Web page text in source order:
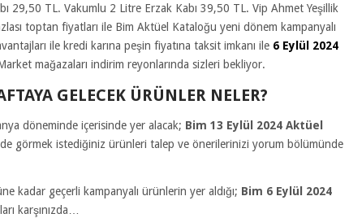
29,50 TL. Vakumlu 2 Litre Erzak Kabı 39,50 TL. Vip Ahmet Yeşillik
toptan fiyatları ile Bim Aktüel Kataloğu yeni dönem kampanyalı
ile kredi karına peşin fiyatına taksit imkanı ile 6 Eylül 2024
mağazaları indirim reyonlarında sizleri bekliyor.
GELECEK ÜRÜNLER NELER?
döneminde içerisinde yer alacak; Bim 13 Eylül 2024 Aktüel
görmek istediğiniz ürünleri talep ve önerilerinizi yorum bölümünde
kadar geçerli kampanyalı ürünlerin yer aldığı; Bim 6 Eylül 2024
karşınızda…